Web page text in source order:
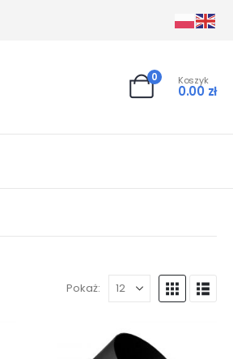
0 Koszyk
0.00 zł
Pokaż: